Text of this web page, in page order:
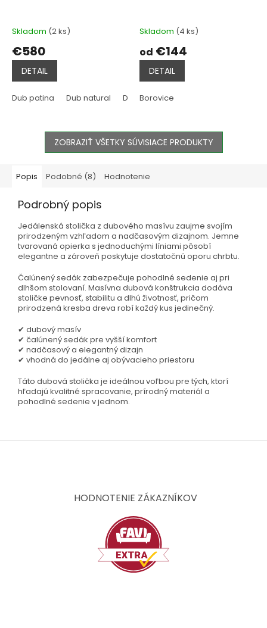
Skladom (2 ks)
€580
DETAIL
Dub patina Dub natural Dub hnedý
Skladom (4 ks)
od €144
DETAIL
Borovice
ZOBRAZIŤ VŠETKY SÚVISIACE PRODUKTY
Popis Podobné (8) Hodnotenie
Podrobný popis
Jedálenská stolička z dubového masívu zaujme svojím
prirodzeným vzhľadom a nadčasovým dizajnom. Jemne
tvarovaná opierka s jednoduchými líniami pôsobí
elegantne a zároveň poskytuje dostatočnú oporu chrbtu.
Čalúnený sedák zabezpečuje pohodlné sedenie aj pri
dlhšom stolovaní. Masívna dubová konštrukcia dodáva
stoličke pevnosť, stabilitu a dlhú životnosť, pričom
prirodzená kresba dreva robí každý kus jedinečný.
✔ dubový masív
✔ čalúnený sedák pre vyšší komfort
✔ nadčasový a elegantný dizajn
✔ vhodná do jedálne aj obývacieho priestoru
Táto dubová stolička je ideálnou voľbou pre tých, ktorí
hľadajú kvalitné spracovanie, prírodný materiál a
pohodlné sedenie v jednom.
Z
HODNOTENIE ZÁKAZNÍKOV